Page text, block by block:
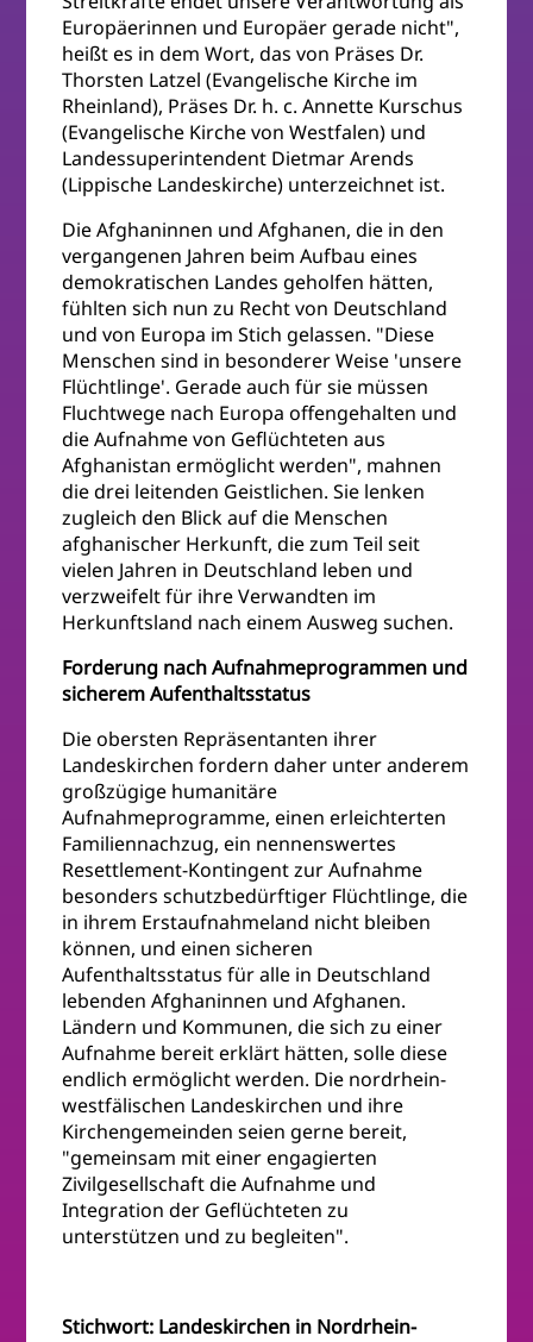
Europäerinnen und Europäer gerade nicht",
heißt es in dem Wort, das von Präses Dr.
Thorsten Latzel (Evangelische Kirche im
Rheinland), Präses Dr. h. c. Annette Kurschus
(Evangelische Kirche von Westfalen) und
Landessuperintendent Dietmar Arends
(Lippische Landeskirche) unterzeichnet ist.
Die Afghaninnen und Afghanen, die in den
vergangenen Jahren beim Aufbau eines
demokratischen Landes geholfen hätten,
fühlten sich nun zu Recht von Deutschland
und von Europa im Stich gelassen. "Diese
Menschen sind in besonderer Weise 'unsere
Flüchtlinge'. Gerade auch für sie müssen
Fluchtwege nach Europa offengehalten und
die Aufnahme von Geflüchteten aus
Afghanistan ermöglicht werden", mahnen
die drei leitenden Geistlichen. Sie lenken
zugleich den Blick auf die Menschen
afghanischer Herkunft, die zum Teil seit
vielen Jahren in Deutschland leben und
verzweifelt für ihre Verwandten im
Herkunftsland nach einem Ausweg suchen.
Forderung nach Aufnahmeprogrammen und
sicherem Aufenthaltsstatus
Die obersten Repräsentanten ihrer
Landeskirchen fordern daher unter anderem
großzügige humanitäre
Aufnahmeprogramme, einen erleichterten
Familiennachzug, ein nennenswertes
Resettlement-Kontingent zur Aufnahme
besonders schutzbedürftiger Flüchtlinge, die
in ihrem Erstaufnahmeland nicht bleiben
können, und einen sicheren
Aufenthaltsstatus für alle in Deutschland
lebenden Afghaninnen und Afghanen.
Ländern und Kommunen, die sich zu einer
Aufnahme bereit erklärt hätten, solle diese
endlich ermöglicht werden. Die nordrhein-
westfälischen Landeskirchen und ihre
Kirchengemeinden seien gerne bereit,
"gemeinsam mit einer engagierten
Zivilgesellschaft die Aufnahme und
Integration der Geflüchteten zu
unterstützen und zu begleiten".
Stichwort: Landeskirchen in Nordrhein-